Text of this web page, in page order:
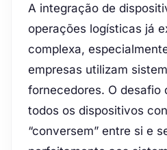
A integração de
operações logísticas já
complexa,
empresas utilizam
fornecedores. O desafio
todos os dispositivos
“conversem” entre si e